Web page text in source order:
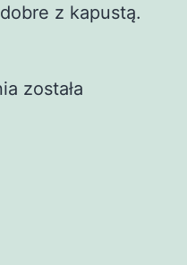
z kapustą.
została